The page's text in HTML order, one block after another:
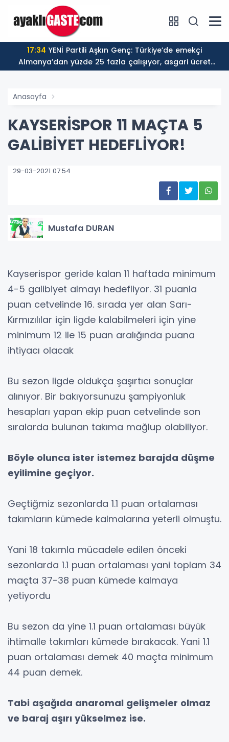
17:34
Almanya’dan yüzde 25 fazla çalışıyor, asgari ücret
ayın 18 gününe yetiyor
Anasayfa
KAYSERİSPOR 11 MAÇTA 5
GALİBİYET HEDEFLİYOR!
29-03-2021 07:54
Mustafa DURAN
Kayserispor geride kalan 11 haftada minimum
4-5 galibiyet almayı hedefliyor. 31 puanla
puan cetvelinde 16. sırada yer alan Sarı-
Kırmızılılar için ligde kalabilmeleri için yine
minimum 12 ile 15 puan aralığında puana
ihtiyacı olacak
Bu sezon ligde oldukça şaşırtıcı sonuçlar
alınıyor. Bir bakıyorsunuzu şampiyonluk
hesapları yapan ekip puan cetvelinde son
sıralarda bulunan takıma mağlup olabiliyor.
Böyle olunca ister istemez barajda düşme
eyilimine geçiyor.
Geçtiğmiz sezonlarda 1.1 puan ortalaması
takımların kümede kalmalarına yeterli olmuştu.
Yani 18 takımla mücadele edilen önceki
sezonlarda 1.1 puan ortalaması yani toplam 34
maçta 37-38 puan kümede kalmaya
yetiyordu
Bu sezon da yine 1.1 puan ortalaması büyük
ihtimalle takımları kümede bırakacak. Yani 1.1
puan ortalaması demek 40 maçta minimum
44 puan demek.
Tabi aşağıda anaromal gelişmeler olmaz
ve baraj aşırı yükselmez ise.